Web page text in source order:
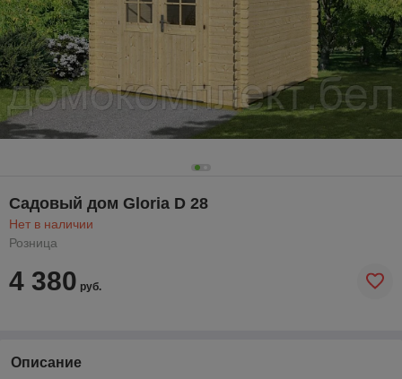
Садовый дом Gloria D 28
Нет в наличии
Розница
4 380 руб.
Описание